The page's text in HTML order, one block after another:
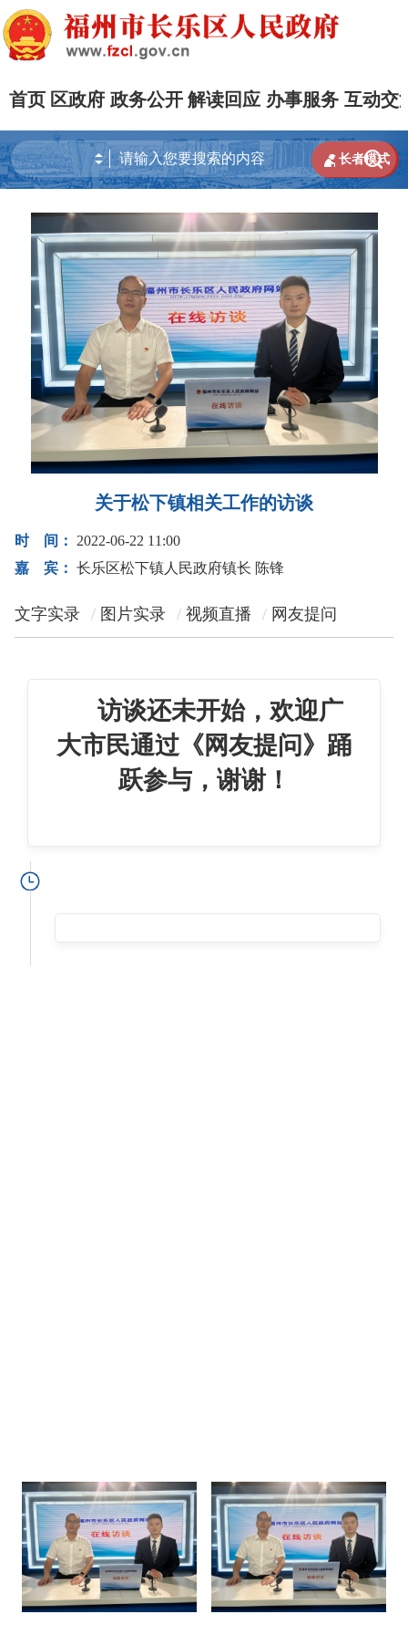
首页 区政府 政务公开 解读回应 办事服务 互动交

 长者模式
关于松下镇相关工作的访谈
时 间：
2022-06-22 11:00
嘉 宾： 长乐区松下镇人民政府镇长 陈锋
文字实录 图片实录 视频直播 网友提问
访谈还未开始，欢迎广
大市民通过《网友提问》踊
跃参与，谢谢！